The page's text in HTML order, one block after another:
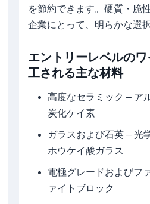
を節約できます。硬質・脆
企業にとって、明らかな選
エントリーレベルの
工される主な材料
高度なセラミック – ア
炭化ケイ素
ガラスおよび石英 – 光
ホウケイ酸ガラス
電極グレードおよびフ
ァイトブロック